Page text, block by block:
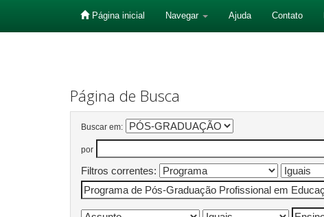
Página inicial Navegar Ajuda Contato
Página de Busca
Buscar em:
por
Filtros correntes: